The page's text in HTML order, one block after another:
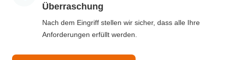
Überraschung
Nach dem Eingriff stellen wir sicher, dass alle Ihre
Anforderungen erfüllt werden.